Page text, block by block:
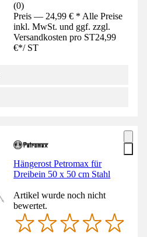
(0)
Preis — 24,99 € * Alle Preise
inkl. MwSt. und ggf. zzgl.
Versandkosten pro ST24,99
€*/ ST
Hängerost Petromax für
Dreibein 50 x 50 cm Stahl
Artikel wurde noch nicht
bewertet.